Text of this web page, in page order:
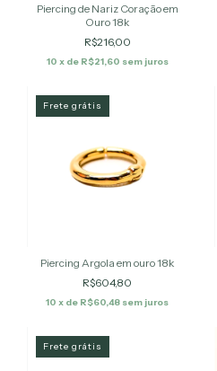
Piercing de Nariz Coração em
Ouro 18k
R$216,00
10 x de R$21,60 sem juros
Frete grátis
Piercing Argola em ouro 18k
R$604,80
10 x de R$60,48 sem juros
Frete grátis